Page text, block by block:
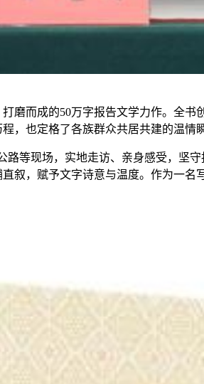
而成的50万字报告文学力作。全书
，也定格了各族群众共居共建的温情
现场，实地走访、亲身感受，坚
叙，赋予文字诗意与温度。作为一